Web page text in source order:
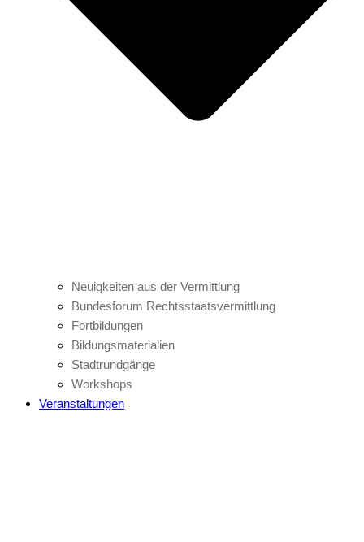
Neuigkeiten aus der Vermittlung
Bundesforum Rechtsstaatsvermittlung
Fortbildungen
Bildungsmaterialien
Stadtrundgänge
Workshops
Veranstaltungen